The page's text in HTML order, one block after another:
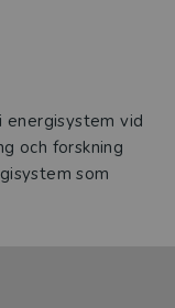
energisystem vid
och forskning
som